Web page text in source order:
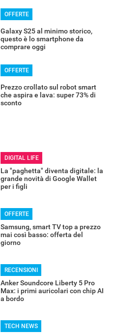
OFFERTE
Galaxy S25 al minimo storico,
questo è lo smartphone da
comprare oggi
OFFERTE
Prezzo crollato sul robot smart
che aspira e lava: super 73% di
sconto
DIGITAL LIFE
La "paghetta" diventa digitale: la
grande novità di Google Wallet
per i figli
OFFERTE
Samsung, smart TV top a prezzo
mai così basso: offerta del
giorno
RECENSIONI
Anker Soundcore Liberty 5 Pro
Max: i primi auricolari con chip AI
a bordo
TECH NEWS